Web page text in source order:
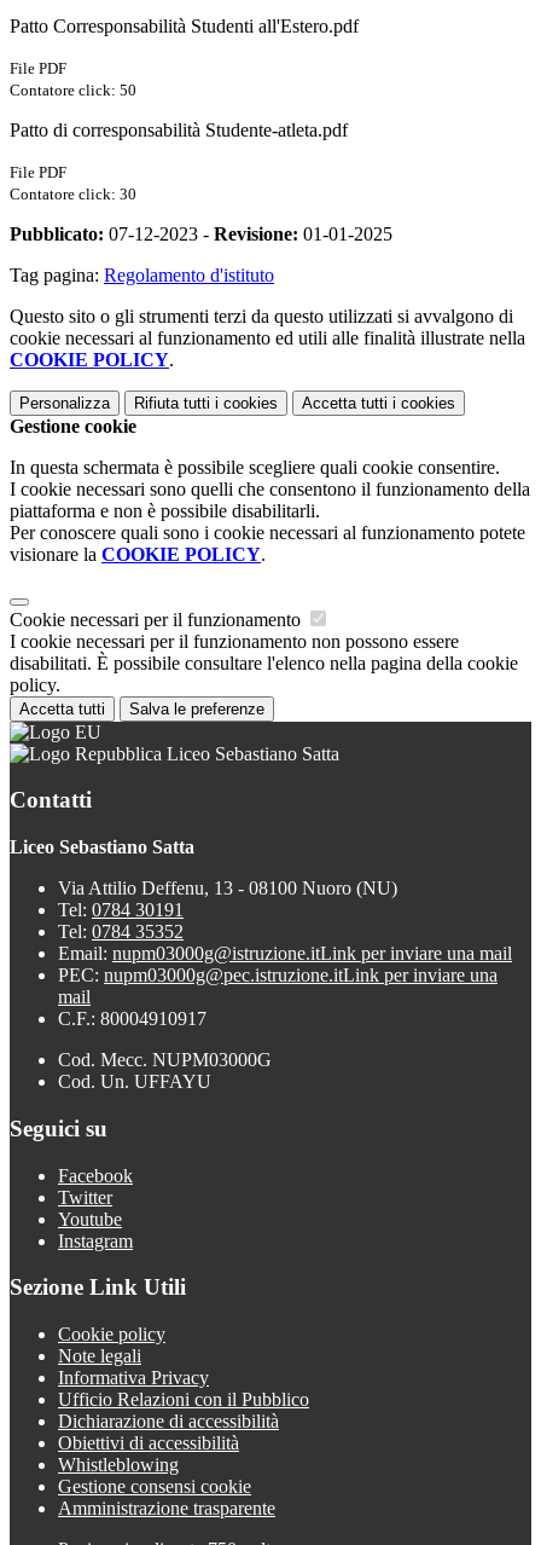
Patto Corresponsabilità Studenti all'Estero.pdf
File PDF
Contatore click: 50
Patto di corresponsabilità Studente-atleta.pdf
File PDF
Contatore click: 30
Pubblicato: 07-12-2023 - Revisione: 01-01-2025
Tag pagina: Regolamento d'istituto
Questo sito o gli strumenti terzi da questo utilizzati si avvalgono di
cookie necessari al funzionamento ed utili alle finalità illustrate nella
COOKIE POLICY.
Personalizza Rifiuta tutti i cookies Accetta tutti i cookies
Gestione cookie
In questa schermata è possibile scegliere quali cookie consentire.
I cookie necessari sono quelli che consentono il funzionamento della
piattaforma e non è possibile disabilitarli.
Per conoscere quali sono i cookie necessari al funzionamento potete
visionare la COOKIE POLICY.
Cookie necessari per il funzionamento
I cookie necessari per il funzionamento non possono essere
disabilitati. È possibile consultare l'elenco nella pagina della cookie
policy.
Accetta tutti Salva le preferenze
Liceo Sebastiano Satta
Contatti
Liceo Sebastiano Satta
Via Attilio Deffenu, 13 - 08100 Nuoro (NU)
Tel: 0784 30191
Tel: 0784 35352
Email: nupm03000g@istruzione.itLink per inviare una mail
PEC: nupm03000g@pec.istruzione.itLink per inviare una
mail
C.F.: 80004910917
Cod. Mecc. NUPM03000G
Cod. Un. UFFAYU
Seguici su
Facebook
Twitter
Youtube
Instagram
Sezione Link Utili
Cookie policy
Note legali
Informativa Privacy
Ufficio Relazioni con il Pubblico
Dichiarazione di accessibilità
Obiettivi di accessibilità
Whistleblowing
Gestione consensi cookie
Amministrazione trasparente